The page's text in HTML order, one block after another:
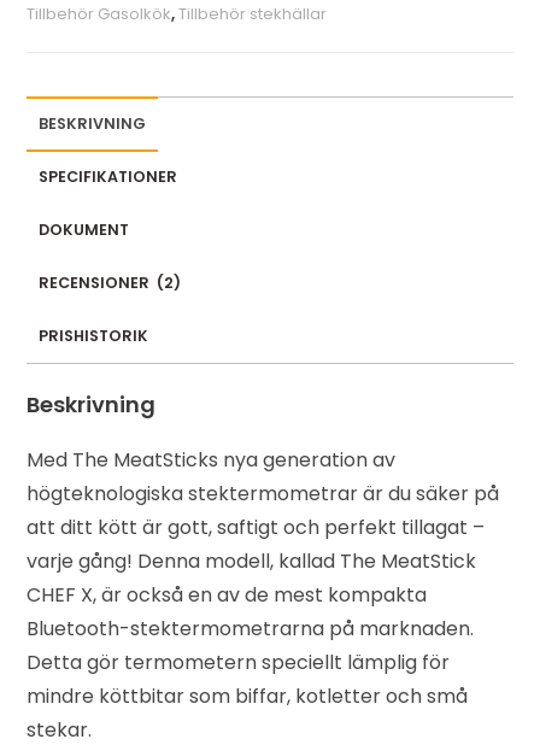
Tillbehör Gasolkök,Tillbehör stekhällar
BESKRIVNING
SPECIFIKATIONER
DOKUMENT
RECENSIONER (2)
PRISHISTORIK
Beskrivning
Med The MeatSticks nya generation av
högteknologiska stektermometrar är du säker på
att ditt kött är gott, saftigt och perfekt tillagat –
varje gång! Denna modell, kallad The MeatStick
CHEF X, är också en av de mest kompakta
Bluetooth-stektermometrarna på marknaden.
Detta gör termometern speciellt lämplig för
mindre köttbitar som biffar, kotletter och små
stekar.